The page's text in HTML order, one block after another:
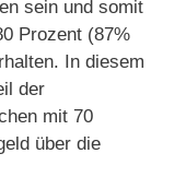
sein und somit
Prozent (87%
In diesem
der
mit 70
über die